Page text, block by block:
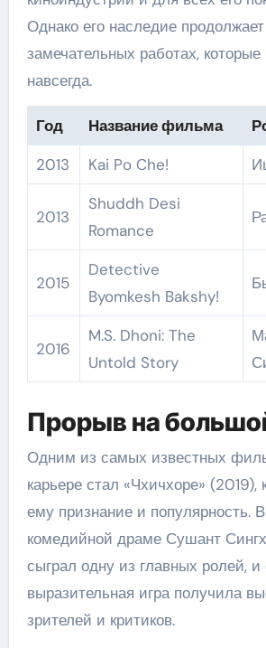
Однако его наследие
замечательных работах,
навсегда.
Год Название фильма
2013
Kai Po Che!
2013
Shuddh Desi
Romance
2015
Detective
Byomkesh Bakshy!
2016
M.S. Dhoni: The
Untold Story
Прорыв на
Одним из самых известных
карьере стал «Чхичхоре» (2019),
ему признание и популярность.
комедийной драме Сушант
сыграл одну из главных ролей, и
выразительная игра получила
зрителей и критиков.